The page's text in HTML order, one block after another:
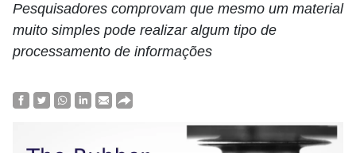
Pesquisadores comprovam que mesmo um material
muito simples pode realizar algum tipo de
processamento de informações